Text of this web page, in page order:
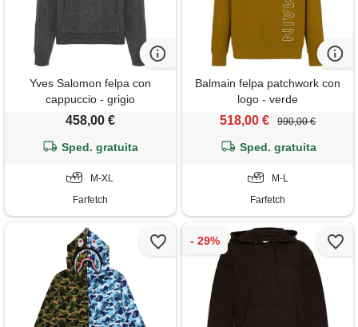
Yves Salomon felpa con
cappuccio - grigio
458,00 €
Sped. gratuita
M-XL
Farfetch
Balmain felpa patchwork con
logo - verde
518,00 € 990,00 €
Sped. gratuita
M-L
Farfetch